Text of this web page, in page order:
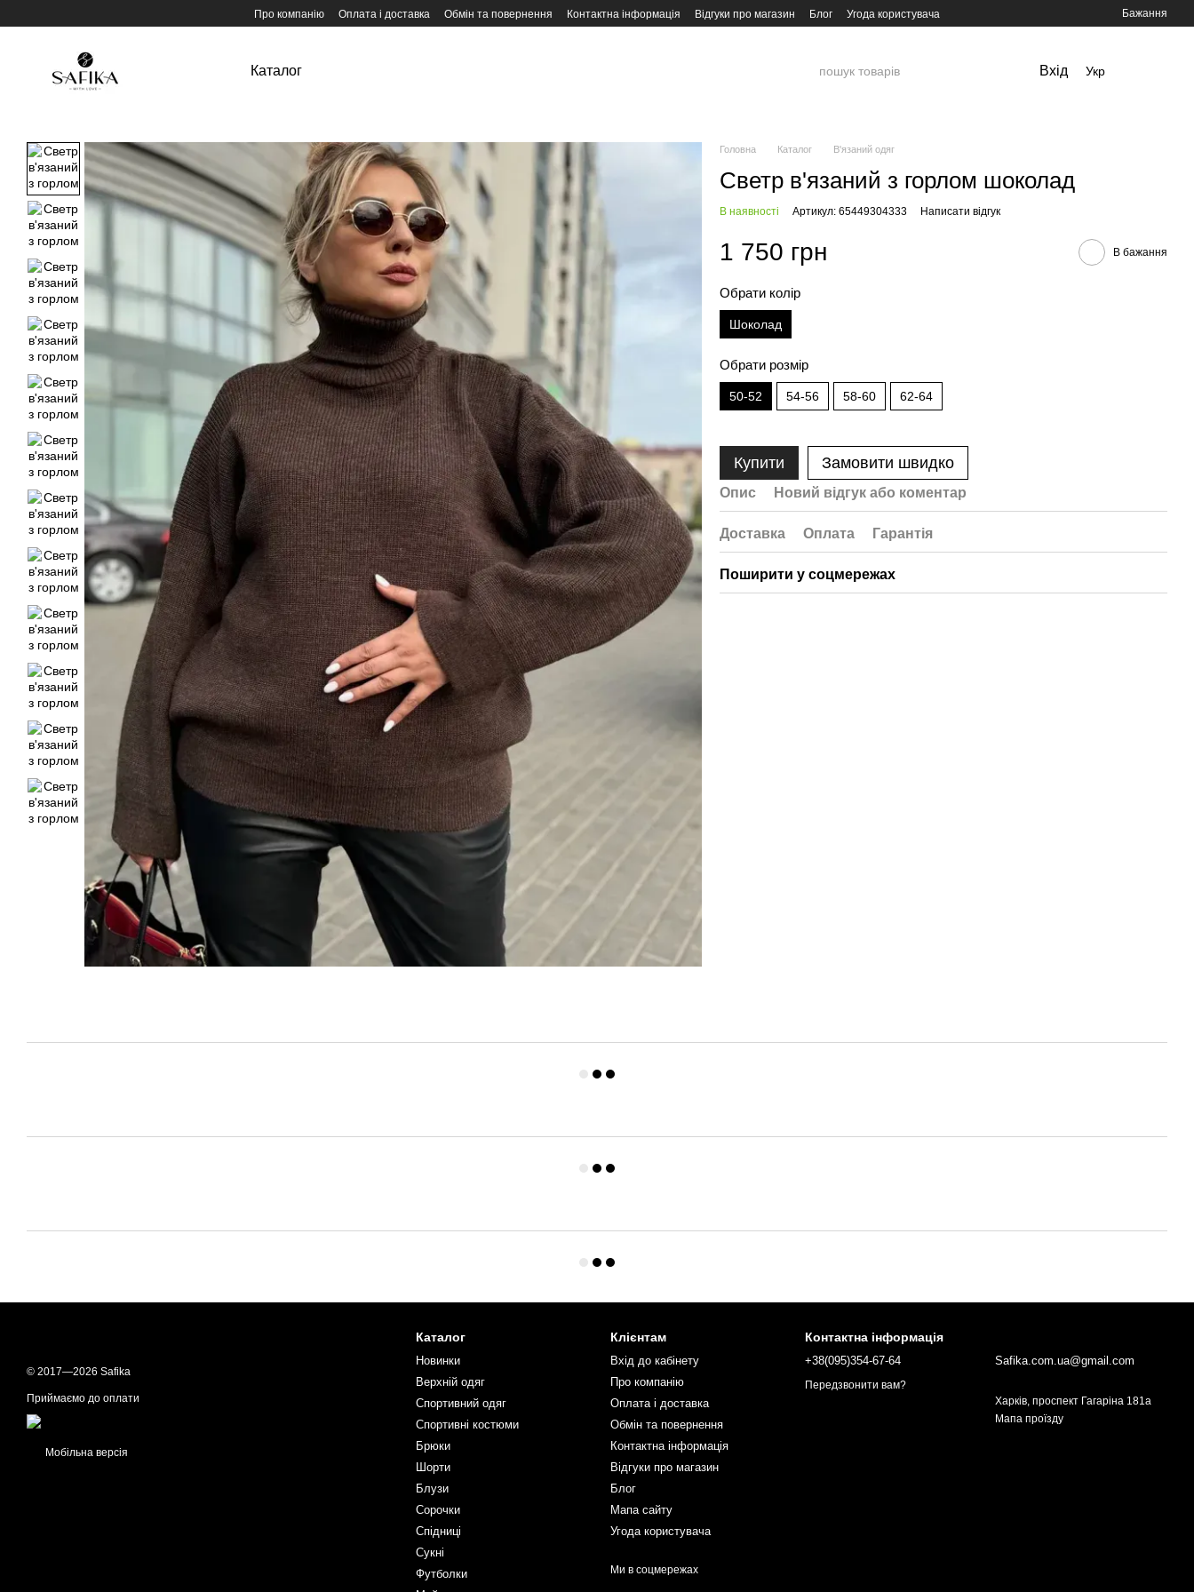
Про компанію Оплата і доставка Обмін та повернення Контактна інформація Відгуки про магазин Блог Угода користувача Бажання
Каталог Вхід Укр
Головна Каталог В'язаний одяг
Светр в'язаний з горлом шоколад
В наявності Артикул: 65449304333 Написати відгук
1 750 грн В бажання
Обрати колір
Шоколад
Обрати розмір
50-52 54-56 58-60 62-64
Купити Замовити швидко
Опис Новий відгук або коментар
Доставка Оплата Гарантія
Поширити у соцмережах
© 2017—2026 Safika
Приймаємо до оплати
Мобільна версія
Каталог
Новинки
Верхній одяг
Спортивний одяг
Спортивні костюми
Брюки
Шорти
Блузи
Сорочки
Спідниці
Сукні
Футболки
Клієнтам
Вхід до кабінету
Про компанію
Оплата і доставка
Обмін та повернення
Контактна інформація
Відгуки про магазин
Блог
Мапа сайту
Угода користувача
Ми в соцмережах
Контактна інформація
+38(095)354-67-64
Передзвонити вам?
Safika.com.ua@gmail.com
Харків, проспект Гагаріна 181а
Мапа проїзду